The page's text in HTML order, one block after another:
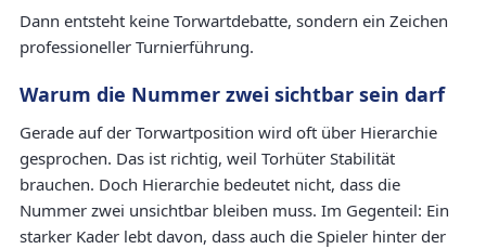
Dann entsteht keine Torwartdebatte, sondern ein Zeichen
professioneller Turnierführung.
Warum die Nummer zwei sichtbar sein darf
Gerade auf der Torwartposition wird oft über Hierarchie
gesprochen. Das ist richtig, weil Torhüter Stabilität
brauchen. Doch Hierarchie bedeutet nicht, dass die
Nummer zwei unsichtbar bleiben muss. Im Gegenteil: Ein
starker Kader lebt davon, dass auch die Spieler hinter der